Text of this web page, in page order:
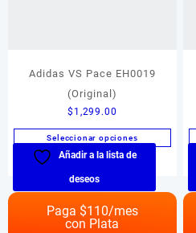
Adidas VS Pace EH0019
(Original)
$ 1,299.00
Seleccionar opciones
Este
tiene
múltiples
variantes.
Añadir a la lista de
deseos
Paga $110/mes
con Plata